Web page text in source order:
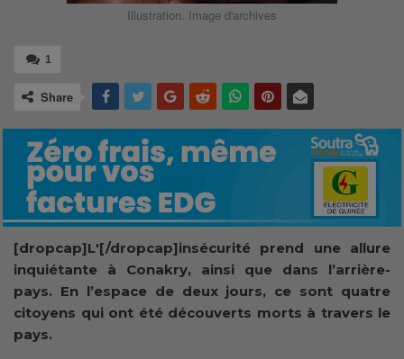
Illustration. Image d'archives
1
Share
[dropcap]L'[/dropcap]insécurité prend une allure
inquiétante à Conakry, ainsi que dans l’arrière-
pays. En l’espace de deux jours, ce sont quatre
citoyens qui ont été découverts morts à travers le
pays.